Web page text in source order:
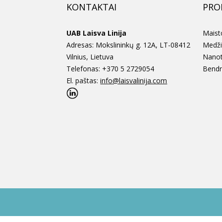
KONTAKTAI
UAB Laisva Linija
Adresas: Mokslininkų g. 12A, LT-08412
Vilnius, Lietuva
Telefonas: +370 5 2729054
El. paštas:info@laisvalinija.com